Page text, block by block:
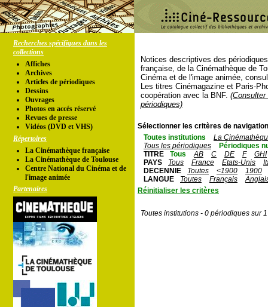
Recherches spécifiques dans les
collections
Affiches
Archives
Articles de périodiques
Dessins
Ouvrages
Photos en accés réservé
Revues de presse
Vidéos (DVD et VHS)
Répertoires
La Cinémathèque française
La Cinémathèque de Toulouse
Centre National du Cinéma et de
l'image animée
Partenaires
Notices descriptives des
française, de la Cinémathèque de
Cinéma et de l'image animée,
Les titres Cinémagazine et Paris-
coopération avec la BNF.
périodiques)
Sélectionner les critères de
Toutes institutions
La
Tous les périodiques
Périodiques
TITRE
Tous AB C DE F
GHI
PAYS
Tous France Etats-Unis
DECENNIE
Toutes <1900
1900
LANGUE
Toutes Français
Réinitialiser les critères
Toutes institutions - 0 périodiques sur